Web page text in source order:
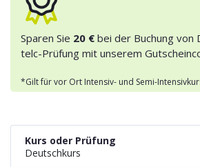
Sparen Sie 20 € bei der Buchung von
telc-Prüfung mit unserem
*Gilt für vor Ort Intensiv- und Semi-
Kurs oder Prüfung
Deutschkurs